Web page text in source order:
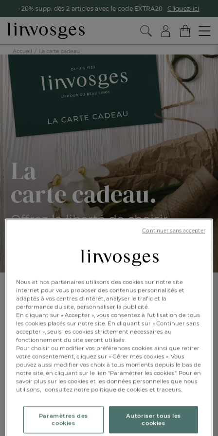
-20% supp. dès 2 articles avec le code EXTRA20 Cliquez-ici
FR DE
AT
Accueil La carte cadeau
La
carte cadeau.
Offrez la liberté de choisir.
E-CARTE CADEAU OU CARTE PHYSIQUE
2. UTILISABLE ENLIGNE, EN BOUTIQUES
PAR TÉLÉPHONE
3. VALABLE PENDANT 1 AN
OFFRIR UNE CARTE CADEAU
Nos coups de cœurs
Nous et nos partenaires utilisons des cookies sur notre site
internet pour vous proposer des contenus personnalisés et
adaptés à vos centres d’intérêt, analyser le trafic et la
performance du site, personnaliser la publicité.
En cliquant sur « Accepter », vous consentez à l'utilisation de tous
les cookies placés sur notre site. En cliquant sur « Continuer sans
accepter », seuls les cookies strictement nécessaires au
fonctionnement du site seront utilisés.
Pour choisir ou modifier vos préférences cookies ainsi que retirer
votre consentement, cliquez sur « Gérer mes cookies ». Vous
pouvez aussi modifier vos choix à tous moments depuis le bas de
notre site, en cliquant sur le lien "Paramétrer les cookies". Pour en
savoir plus sur les cookies et les données personnelles que nous
utilisons, consultez notre politique de cookies et traceurs.
Paramètres des
cookies
Autoriser tous les
cookies
Continuer sans accepter